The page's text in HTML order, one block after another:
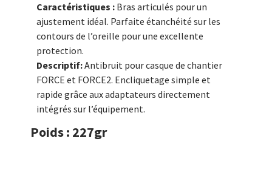
Caractéristiques : Bras articulés pour un
ajustement idéal. Parfaite étanchéité sur les
contours de l’oreille pour une excellente
protection.
Descriptif:Antibruit pour casque de chantier
FORCE et FORCE2. Encliquetage simple et
rapide grâce aux adaptateurs directement
intégrés sur l’équipement.
Poids : 227gr